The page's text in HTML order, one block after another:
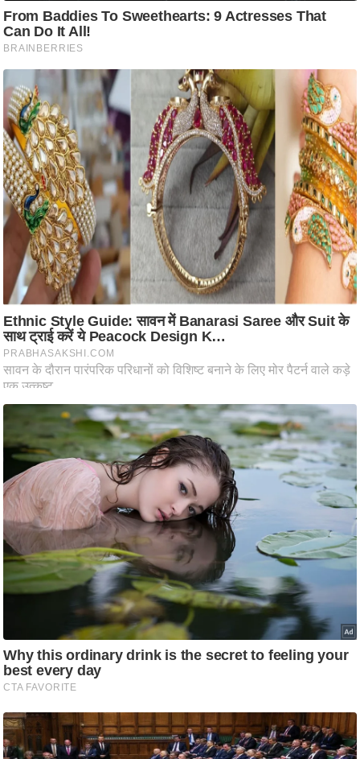
म
.
आ
.
आ
ई
.
चा
य
प
स
मी
क्षा
ध
र्म
ज्यो
ति
प्र
भु
म
हि
मा
/
ध
र्म
ल
व्र
त
हा
र